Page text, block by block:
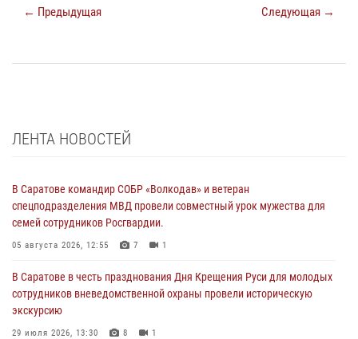
← Предыдущая Следующая →
ЛЕНТА НОВОСТЕЙ
В Саратове командир СОБР «Волкодав» и ветеран
спецподразделения МВД провели совместный урок мужества для
семей сотрудников Росгвардии.
05 августа 2026, 12:55 7 1
В Саратове в честь празднования Дня Крещения Руси для молодых
сотрудников вневедомственной охраны провели историческую
экскурсию
29 июля 2026, 13:30 8 1